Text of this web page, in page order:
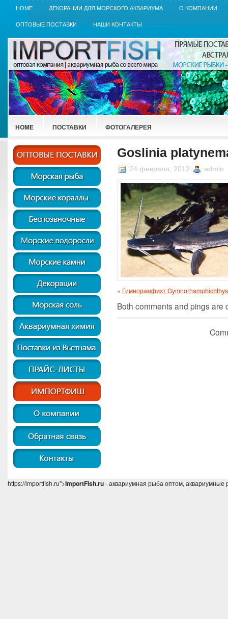
HOME ДЕКОРАЦИИ ДЛЯ МОРСКОГО АКВАРИУМА О КОМПАНИИ
ОПТОВЫЕ ПОСТАВКИ НАШИ КОНТАКТЫ
HOME ПОСТАВКИ ФОТОГАЛЕРЕЯ
Goslinia
24 февраля, 2012 admin
« Гимнорамфихт
Both comments and pings are
https://importfish.ru">ImportFish.ru- аквариумная рыба оптом,